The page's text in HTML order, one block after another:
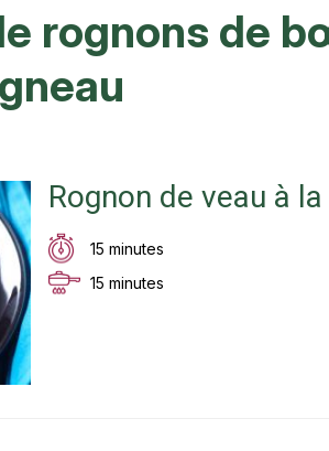
rognons de
Rognon de veau à
15 minutes
15 minutes